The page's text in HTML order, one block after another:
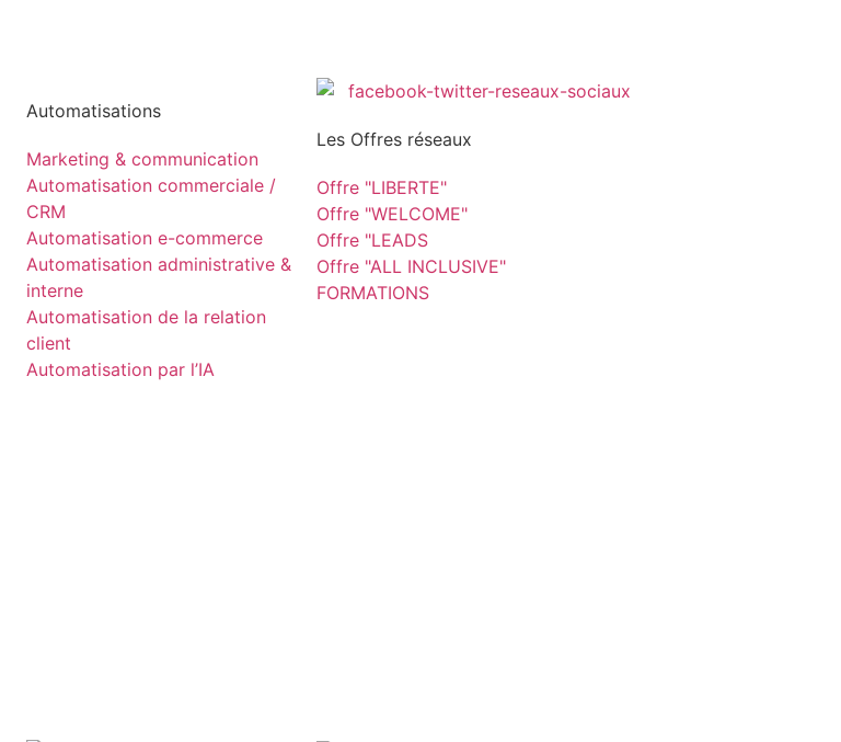
Automatisations
Marketing & communication
Automatisation commerciale /
CRM
Automatisation e-commerce
Automatisation administrative &
interne
Automatisation de la relation
client
Automatisation par l’IA
Les Offres réseaux
Offre "LIBERTE"
Offre "WELCOME"
Offre "LEADS
Offre "ALL INCLUSIVE"
FORMATIONS